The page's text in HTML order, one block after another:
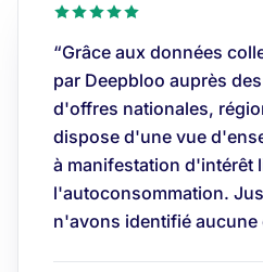
“Grâce aux données
par Deepbloo auprès
d'offres nationales,
dispose d'une vue
à manifestation d'intérêt
l'autoconsommation.
n'avons identifié aucune